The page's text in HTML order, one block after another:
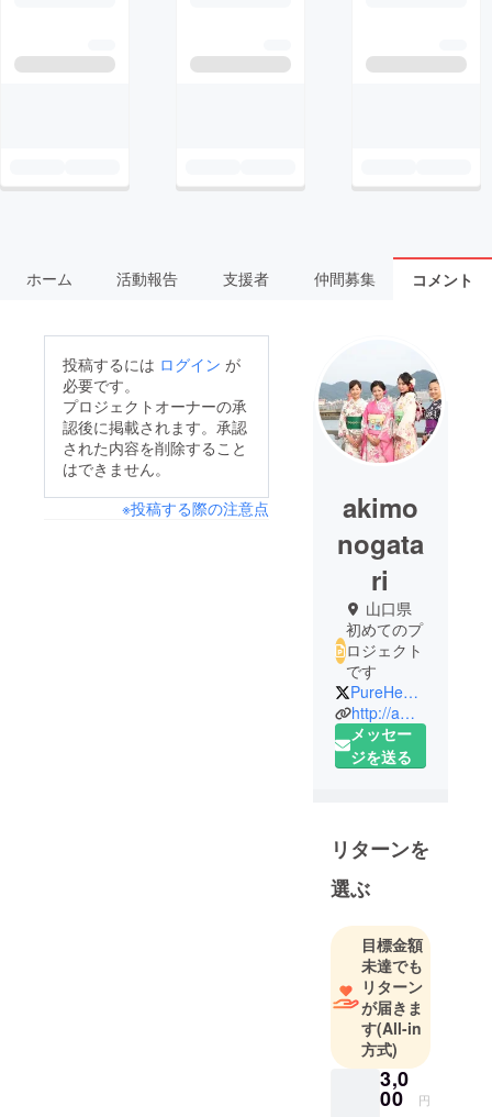
ホーム 活動報告 支援者 仲間募集 コメント
投稿するには ログイン が
必要です。
プロジェクトオーナーの承
認後に掲載されます。承認
された内容を削除すること
はできません。
※投稿する際の注意点
akimo
nogata
ri
山口県
初めてのプ
ロジェクト
です
PureHeartMAKI
http://ameblo.jp/pureheartbutterfly
メッセー
ジを送る
リターンを
選ぶ
目標金額
未達でも
リターン
が届きま
す(All-in
方式)
3,0
00 円